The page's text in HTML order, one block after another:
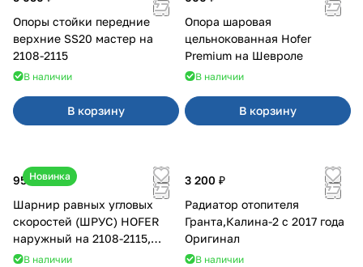
Опоры стойки передние
верхние SS20 мастер на
2108-2115
В наличии
В корзину
Опора шаровая
цельнокованная Hofer
Premium на Шевроле
В наличии
В корзину
Новинка
950 ₽
Шарнир равных угловых
скоростей (ШРУС) HOFER
наружный на 2108-2115,
2110-2112
В наличии
3 200 ₽
Радиатор отопителя
Гранта,Калина-2 с 2017 года
Оригинал
В наличии